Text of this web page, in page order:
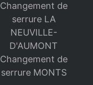
Changement de
serrure LA
NEUVILLE-
D'AUMONT
Changement de
serrure MONTS